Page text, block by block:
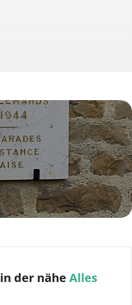
in der nähe Alles